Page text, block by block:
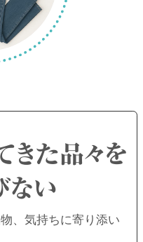
、気持ちに寄り添い